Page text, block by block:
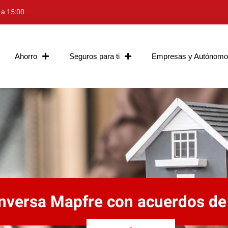
15:00
Ahorro Seguros para ti Empresas y
Mapfre con acuerdos